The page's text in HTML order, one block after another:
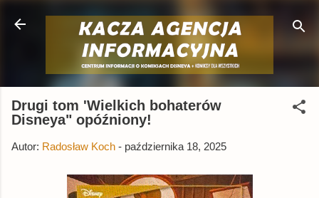
Przejdź do głównej zawartości
Drugi tom 'Wielkich bohaterów
Disneya" opóźniony!
Autor: Radosław Koch - października 18, 2025